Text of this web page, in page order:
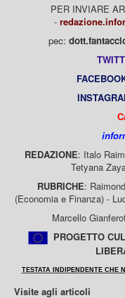
PER INVIARE
-
pec:
REDAZIONE: Italo
Tetyana
RUBRICHE:
(Economia e Finanza) -
Marcello
PROGETTO
TESTATA INDIPENDENTE CHE
Visite agli articoli